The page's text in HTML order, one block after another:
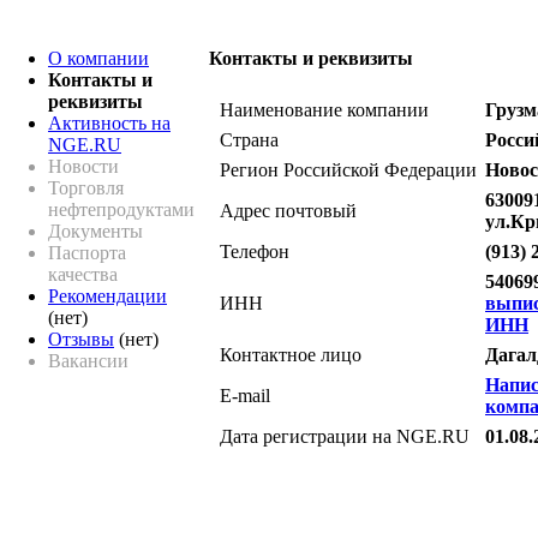
О компании
Контакты и
реквизиты
Активность на
NGE.RU
Новости
Торговля
нефтепродуктами
Документы
Паспорта
качества
Рекомендации
(нет)
Отзывы (нет)
Вакансии
Контакты и реквизиты
Наименование компании
Страна
Регион Российской Федерации
Адрес почтовый
Телефон
(913)
ИНН
ИНН
Контактное лицо
E-mail
Дата регистрации на NGE.RU